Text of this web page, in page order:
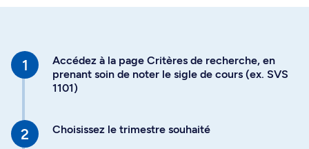
Accédez à la page Critères de recherche, en
prenant soin de noter le sigle de cours (ex. SVS
1101)
Choisissez le trimestre souhaité